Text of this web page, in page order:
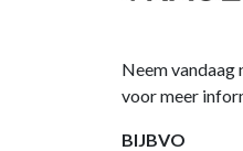
Neem vandaag
voor meer
BIJBVO